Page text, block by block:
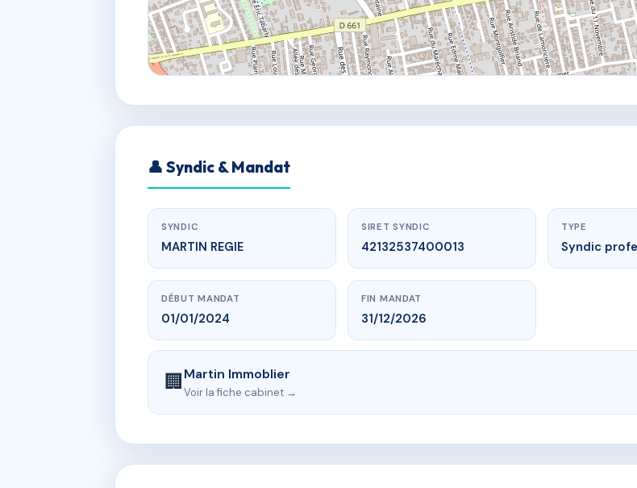
👤 Syndic & Mandat
SYNDIC
MARTIN REGIE
SIRET SYNDIC
42132537400013
TYPE
Syndic
DÉBUT MANDAT
01/01/2024
FIN MANDAT
31/12/2026
🏢Martin Immoblier
Voir la fiche cabinet →